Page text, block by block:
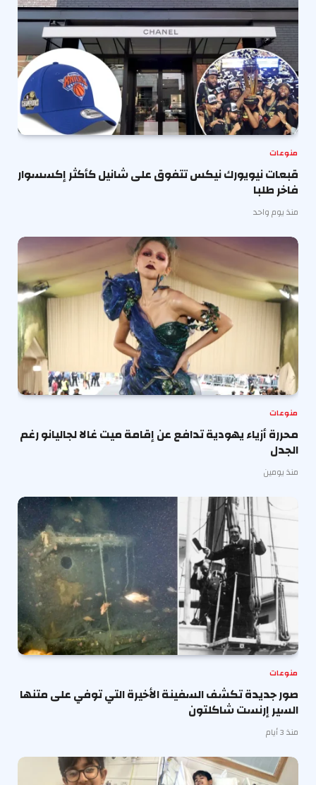
منوعات
قبعات نيويورك نيكس تتفوق على شانيل كأكثر إكسسوار
فاخر طلبا
منذ يوم واحد
منوعات
محررة أزياء يهودية تدافع عن إقامة ميت غالا لجاليانو رغم
الجدل
منذ يومين
منوعات
صور جديدة تكشف السفينة الأخيرة التي توفي على متنها
السير إرنست شاكلتون
منذ 3 أيام